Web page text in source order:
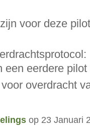
voor deze
een eerdere pilot
overdracht
op 23 Januari